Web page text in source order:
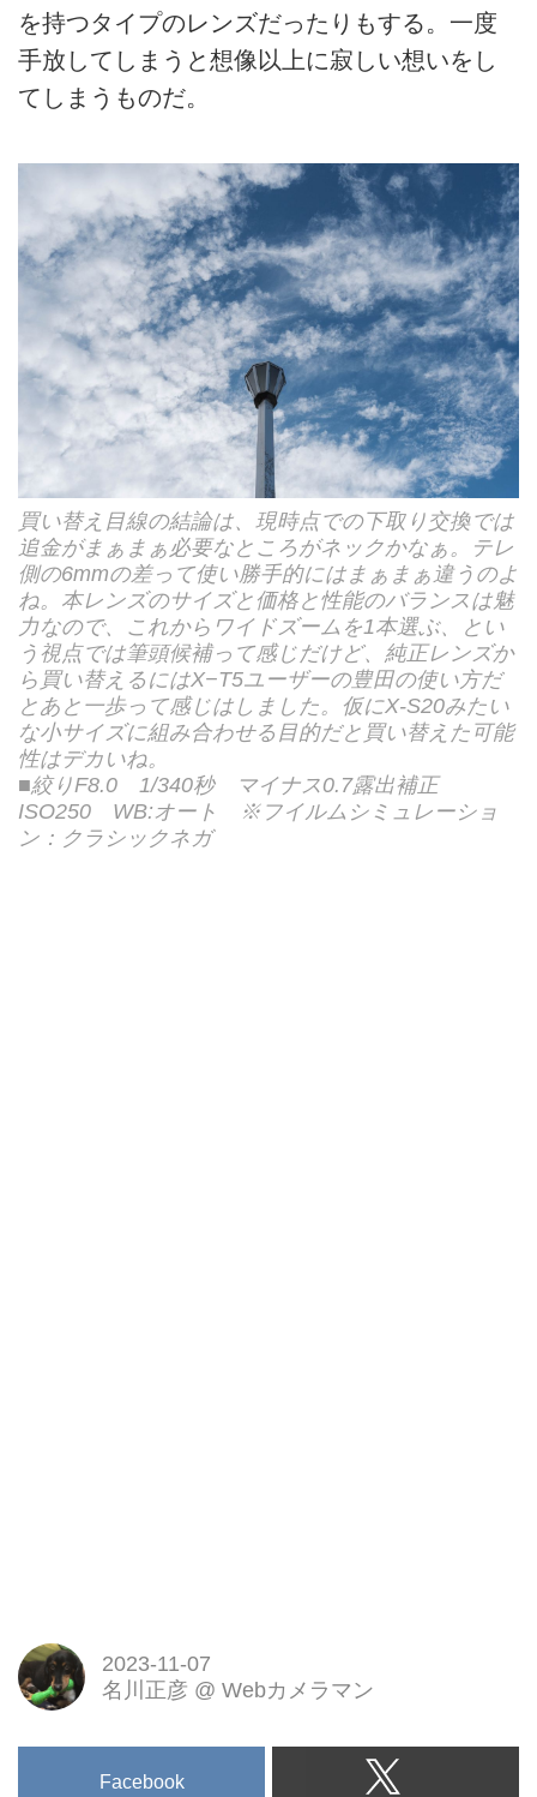
を持つタイプのレンズだったりもする。一度
手放してしまうと想像以上に寂しい想いをし
てしまうものだ。
買い替え目線の結論は、現時点での下取り交換では
追金がまぁまぁ必要なところがネックかなぁ。テレ
側の6mmの差って使い勝手的にはまぁまぁ違うのよ
ね。本レンズのサイズと価格と性能のバランスは魅
力なので、これからワイドズームを1本選ぶ、とい
う視点では筆頭候補って感じだけど、純正レンズか
ら買い替えるにはX−T5ユーザーの豊田の使い方だ
とあと一歩って感じはしました。仮にX-S20みたい
な小サイズに組み合わせる目的だと買い替えた可能
性はデカいね。
■絞りF8.0 1/340秒 マイナス0.7露出補正
ISO250 WB:オート ※フイルムシミュレーショ
ン：クラシックネガ
2023-11-07
名川正彦 @ Webカメラマン
Facebook